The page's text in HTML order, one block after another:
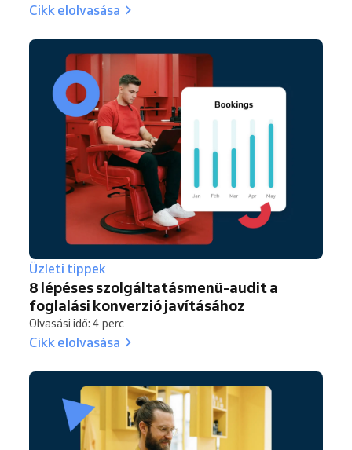
Cikk elolvasása
Üzleti tippek
8 lépéses szolgáltatásmenü-audit a
foglalási konverzió javításához
Olvasási idő: 4 perc
Cikk elolvasása